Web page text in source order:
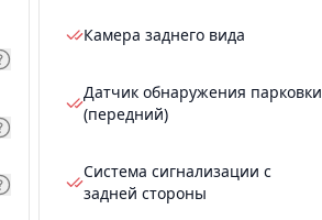
Камера заднего вида
Датчик обнаружения парковки
(передний)
Система сигнализации с
задней стороны